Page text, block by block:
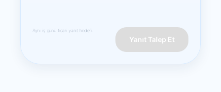
Aynı iş günü ticari yanıt hedefi.
Yanıt Talep Et